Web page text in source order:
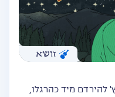
זושא
להירדם מיד כהרגלו,